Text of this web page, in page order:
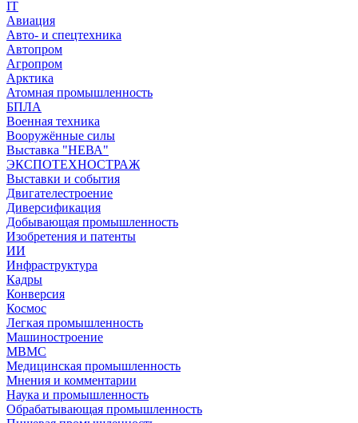
IT
Авиация
Авто- и спецтехника
Автопром
Агропром
Арктика
Атомная промышленность
БПЛА
Военная техника
Вооружённые силы
Выставка "НЕВА"
ЭКСПОТЕХНОСТРАЖ
Выставки и события
Двигателестроение
Диверсификация
Добывающая промышленность
Изобретения и патенты
ИИ
Инфраструктура
Кадры
Конверсия
Космос
Легкая промышленность
Машиностроение
МВМС
Медицинская промышленность
Мнения и комментарии
Наука и промышленность
Обрабатывающая промышленность